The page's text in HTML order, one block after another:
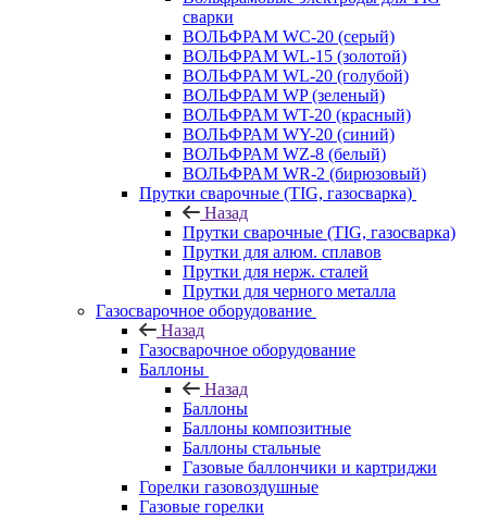
сварки
ВОЛЬФРАМ WC-20 (серый)
ВОЛЬФРАМ WL-15 (золотой)
ВОЛЬФРАМ WL-20 (голубой)
ВОЛЬФРАМ WP (зеленый)
ВОЛЬФРАМ WT-20 (красный)
ВОЛЬФРАМ WY-20 (синий)
ВОЛЬФРАМ WZ-8 (белый)
ВОЛЬФРАМ WR-2 (бирюзовый)
Прутки сварочные (TIG, газосварка)
Назад
Прутки сварочные (TIG, газосварка)
Прутки для алюм. сплавов
Прутки для нерж. сталей
Прутки для черного металла
Газосварочное оборудование
Назад
Газосварочное оборудование
Баллоны
Назад
Баллоны
Баллоны композитные
Баллоны стальные
Газовые баллончики и картриджи
Горелки газовоздушные
Газовые горелки